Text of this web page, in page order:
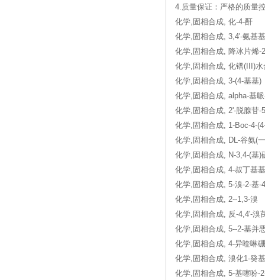
4.质量保证：严格的质量
化学,固相合成, 化-4-酐
化学,固相合成, 3,4'-氨基基
化学,固相合成, 降冰片烯-
化学,固相合成, 化镨(III)
化学,固相合成, 3-(4-基基)
化学,固相合成, alpha-基
化学,固相合成, 2'-脱腺苷-
化学,固相合成, 1-Boc-4-
化学,固相合成, DL-谷氨(
化学,固相合成, N-3,4-(基)
化学,固相合成, 4-叔丁基
化学,固相合成, 5-溴-2-基-
化学,固相合成, 2--1,3-溴
化学,固相合成, 反-4,4'-溴
化学,固相合成, 5--2-基并
化学,固相合成, 4-异喹啉硼
化学,固相合成, 溴化1-癸
化学,固相合成, 5-基噻吩-